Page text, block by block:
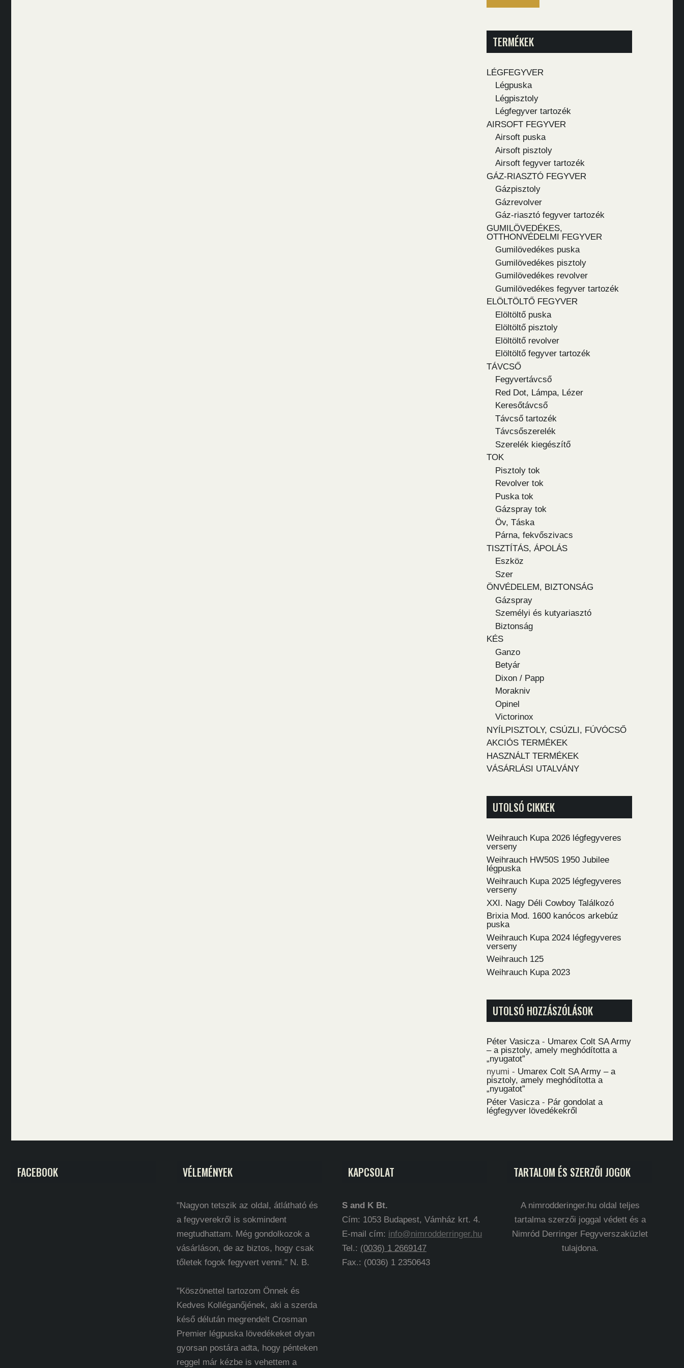
TERMÉKEK
LÉGFEGYVER
Légpuska
Légpisztoly
Légfegyver tartozék
AIRSOFT FEGYVER
Airsoft puska
Airsoft pisztoly
Airsoft fegyver tartozék
GÁZ-RIASZTÓ FEGYVER
Gázpisztoly
Gázrevolver
Gáz-riasztó fegyver tartozék
GUMILÖVEDÉKES,
OTTHONVÉDELMI FEGYVER
Gumilövedékes puska
Gumilövedékes pisztoly
Gumilövedékes revolver
Gumilövedékes fegyver tartozék
ELÖLTÖLTŐ FEGYVER
Elöltöltő puska
Elöltöltő pisztoly
Elöltöltő revolver
Elöltöltő fegyver tartozék
TÁVCSŐ
Fegyvertávcső
Red Dot, Lámpa, Lézer
Keresőtávcső
Távcső tartozék
Távcsőszerelék
Szerelék kiegészítő
TOK
Pisztoly tok
Revolver tok
Puska tok
Gázspray tok
Öv, Táska
Párna, fekvőszivacs
TISZTÍTÁS, ÁPOLÁS
Eszköz
Szer
ÖNVÉDELEM, BIZTONSÁG
Gázspray
Személyi és kutyariasztó
Biztonság
KÉS
Ganzo
Betyár
Dixon / Papp
Morakniv
Opinel
Victorinox
NYÍLPISZTOLY, CSÚZLI, FÚVÓCSŐ
AKCIÓS TERMÉKEK
HASZNÁLT TERMÉKEK
VÁSÁRLÁSI UTALVÁNY
UTOLSÓ CIKKEK
Weihrauch Kupa 2026 légfegyveres
verseny
Weihrauch HW50S 1950 Jubilee
légpuska
Weihrauch Kupa 2025 légfegyveres
verseny
XXI. Nagy Déli Cowboy Találkozó
Brixia Mod. 1600 kanócos arkebúz
puska
Weihrauch Kupa 2024 légfegyveres
verseny
Weihrauch 125
Weihrauch Kupa 2023
UTOLSÓ HOZZÁSZÓLÁSOK
Péter Vasicza - Umarex Colt SA Army
– a pisztoly, amely meghódította a
„nyugatot”
nyumi - Umarex Colt SA Army – a
pisztoly, amely meghódította a
„nyugatot”
Péter Vasicza - Pár gondolat a
légfegyver lövedékekről
FACEBOOK VÉLEMÉNYEK
"Nagyon tetszik az oldal, átlátható és
a fegyverekről is sokmindent
megtudhattam. Még gondolkozok a
vásárláson, de az biztos, hogy csak
tőletek fogok fegyvert venni." N. B.
"Köszönettel tartozom Önnek és
Kedves Kolléganőjének, aki a szerda
késő délután megrendelt Crosman
Premier légpuska lövedékeket olyan
gyorsan postára adta, hogy pénteken
reggel már kézbe is vehettem a
KAPCSOLAT
S and K Bt.
Cím: 1053 Budapest, Vámház krt. 4.
E-mail cím: info@nimrodderringer.hu
Tel.: (0036) 1 2669147
Fax.: (0036) 1 2350643
TARTALOM ÉS SZERZŐI JOGOK
A nimrodderinger.hu oldal teljes
tartalma szerzői joggal védett és a
Nimród Derringer Fegyverszaküzlet
tulajdona.